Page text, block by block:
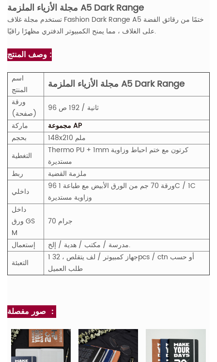
مجلة الأزياء الملزمة A5 Dark Range
تستخدم مجلة غلاف Fashion Dark Range A5 ختمًا من رقائق الفضة
على الغلاف ، مما يمنح الكمبيوتر الدفتري مظهرًا راقيًا.
وصف المنتج :
اسم
المنتج
مجلة الأزياء الملزمة A5 Dark Range
ورقة
(صفحة)
96 ثانية / 192 ص
ماركة
مجموعة AP
بحجم
148x210 ملم
التغطية
Thermo PU + 1mm كرتون مع ختم احباط وزاوية
مستديرة
ربط
ملزمة القضية
داخلي
96 ورقة 70 جم من الورق الأبيض مع طباعة 1C / 1C
وزاوية مستديرة
داخل
GS
M
70 جرام
إستعمال
مدرسة / مكتب / هدية / إلخ.
التعبئة
1 جهاز كمبيوتر / لف يتقلص ، 32pcs / ctn أو حسب
طلب العميل
صور مفصلة ：